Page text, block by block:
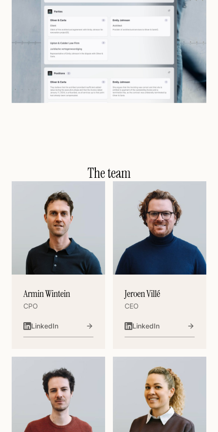
The team
Armin Wintein
CPO
LinkedIn
Jeroen Villé
CEO
LinkedIn